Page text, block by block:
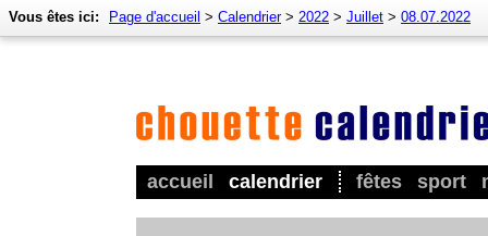
accueil calendrier fêtes sport
Vous êtes ici: Page d'accueil > Calendrier> 2022 > Juillet > 08.07.2022